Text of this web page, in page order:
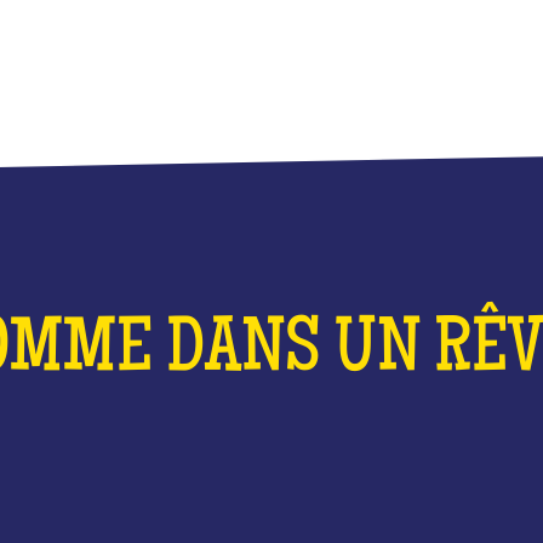
DANS UN